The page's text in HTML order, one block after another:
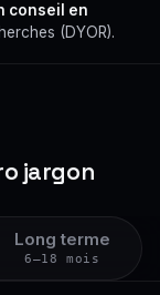
conseil en
(DYOR).
jargon
Long terme
6–18 mois